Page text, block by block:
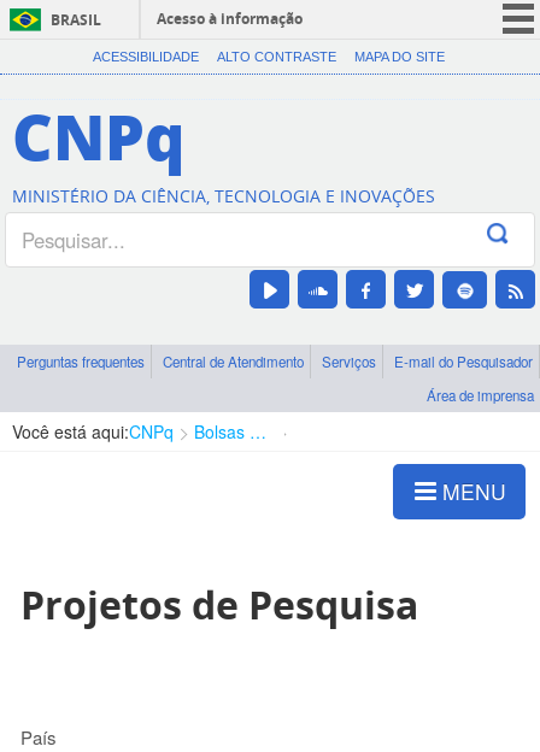
BRASIL
Acesso à informação
CORONAVÍRUS (COVID-19)
Canais
ACESSIBILIDADE ALTO CONTRASTE MAPA DO SITE
CNPq
MINISTÉRIO DA CIÊNCIA, TECNOLOGIA E INOVAÇÕES
Perguntas frequentes Central de Atendimento Serviços
E-mail do Pesquisador
Área de imprensa
Você está aqui:CNPq Bolsas e Auxílios Vigentes
MENU
Projetos de Pesquisa
País